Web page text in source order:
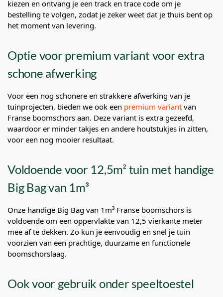
kiezen en ontvang je een track en trace code om je
bestelling te volgen, zodat je zeker weet dat je thuis bent op
het moment van levering.
Optie voor premium variant voor extra
schone afwerking
Voor een nog schonere en strakkere afwerking van je
tuinprojecten, bieden we ook een premium variant van
Franse boomschors aan. Deze variant is extra gezeefd,
waardoor er minder takjes en andere houtstukjes in zitten,
voor een nog mooier resultaat.
Voldoende voor 12,5m² tuin met handige
Big Bag van 1m³
Onze handige Big Bag van 1m³ Franse boomschors is
voldoende om een oppervlakte van 12,5 vierkante meter
mee af te dekken. Zo kun je eenvoudig en snel je tuin
voorzien van een prachtige, duurzame en functionele
boomschorslaag.
Ook voor gebruik onder speeltoestel